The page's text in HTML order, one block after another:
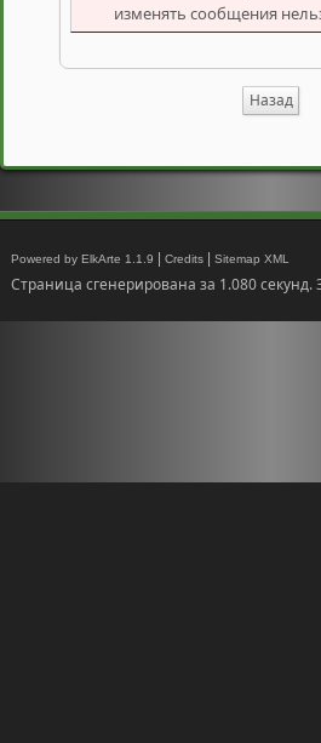
изменять сообщения
Назад
Powered by ElkArte 1.1.9 |Credits |Sitemap XML
Страница сгенерирована за 1.080 секунд.